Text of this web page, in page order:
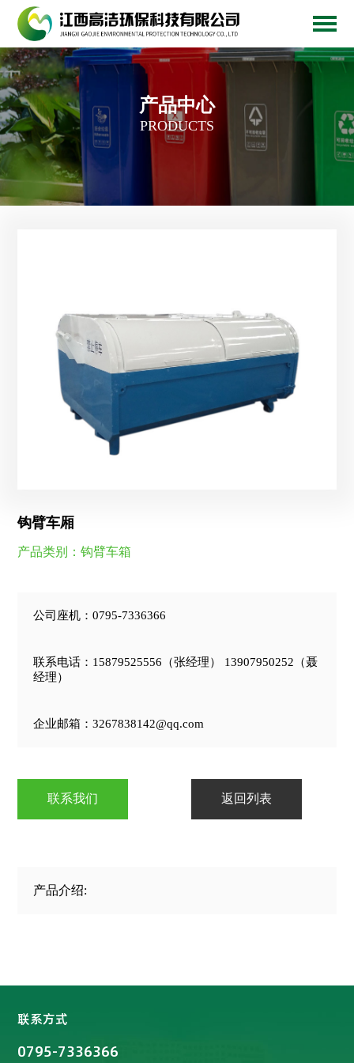
产品中心
PRODUCTS
钩臂车厢
产品类别：钩臂车箱
公司座机：0795-7336366
联系电话：15879525556（张经理） 13907950252（聂
经理）
企业邮箱：3267838142@qq.com
联系我们 返回列表
产品介绍:
联系方式
0795-7336366